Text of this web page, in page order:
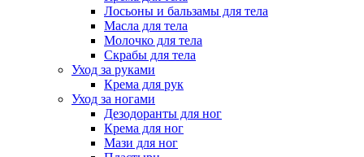
Лосьоны и бальзамы для тела
Масла для тела
Молочко для тела
Скрабы для тела
Уход за руками
Крема для рук
Уход за ногами
Дезодоранты для ног
Крема для ног
Мази для ног